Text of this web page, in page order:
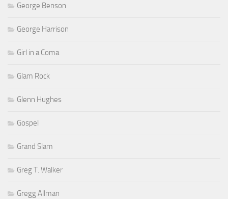
George Benson
George Harrison
Girl in a Coma
Glam Rock
Glenn Hughes
Gospel
Grand Slam
Greg T. Walker
Gregg Allman